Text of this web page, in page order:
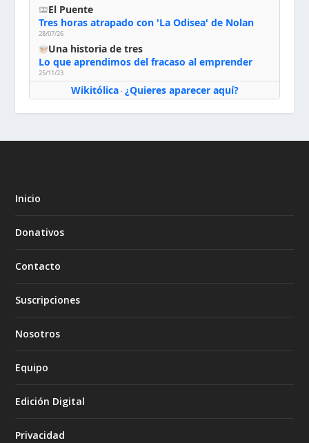
El Puente
Tres horas atrapado con 'La Odisea' de Nolan
28/07/26
Una historia de tres
Lo que aprendimos del fracaso al emprender
25/11/23
Wikitólica· ¿Quieres aparecer aquí?
Inicio
Donativos
Contacto
Suscripciones
Nosotros
Equipo
Edición Digital
Privacidad